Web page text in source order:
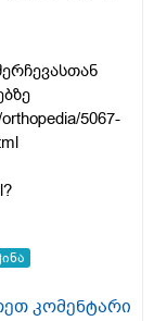
5067-
კომენტარი